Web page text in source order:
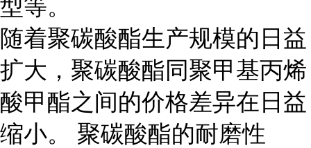
型等。
随着聚碳酸酯生产规模的日益
扩大，聚碳酸酯同聚甲基丙烯
酸甲酯之间的价格差异在日益
缩小。 聚碳酸酯的耐磨性